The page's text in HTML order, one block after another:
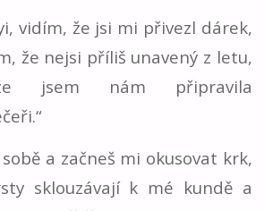
vidím, že jsi mi přivezl dárek,
že nejsi příliš unavený z letu,
jsem nám připravila
a začneš mi okusovat krk,
sklouzávají k mé kundě a